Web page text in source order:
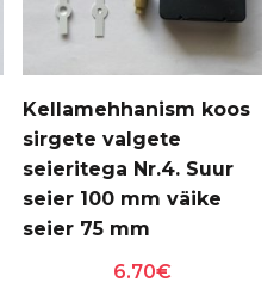
Kellamehhanism koos
sirgete valgete
seieritega Nr.4. Suur
seier 100 mm väike
seier 75 mm
6.70€